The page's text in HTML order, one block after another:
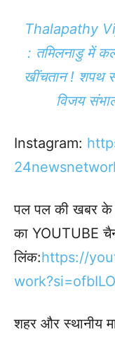
Thalapathy
: तमिलनाडु में
खींचतान ! शपथ
विजय
Instagram:
पल पल की खबर के
का YOUTUBE
लिंक:https://
शहर और स्थानीय